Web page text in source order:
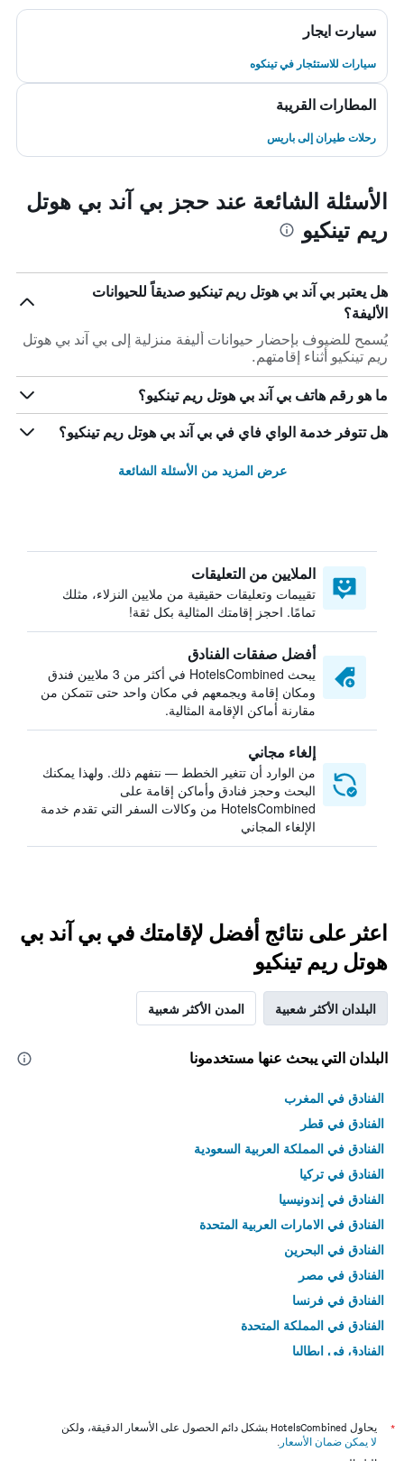
سيارت ايجار
سيارات للاستئجار في تينكوه
المطارات القريبة
رحلات طيران إلى باريس
الأسئلة الشائعة عند حجز بي آند بي هوتل
ريم تينكيو
هل يعتبر بي آند بي هوتل ريم تينكيو صديقاً للحيوانات
الأليفة؟
يُسمح للضيوف بإحضار حيوانات أليفة منزلية إلى بي آند بي هوتل
ريم تينكيو أثناء إقامتهم.
ما هو رقم هاتف بي آند بي هوتل ريم تينكيو؟
هل تتوفر خدمة الواي فاي في بي آند بي هوتل ريم تينكيو؟
عرض المزيد من الأسئلة الشائعة
الملايين من التعليقات
تقييمات وتعليقات حقيقية من ملايين النزلاء، مثلك
تمامًا. احجز إقامتك المثالية بكل ثقة!
أفضل صفقات الفنادق
يبحث HotelsCombined في أكثر من 3 ملايين فندق
ومكان إقامة ويجمعهم في مكان واحد حتى تتمكن من
مقارنة أماكن الإقامة المثالية.
إلغاء مجاني
من الوارد أن تتغير الخطط — نتفهم ذلك. ولهذا يمكنك
البحث وحجز فنادق وأماكن إقامة على
HotelsCombined من وكالات السفر التي تقدم خدمة
الإلغاء المجاني
اعثر على نتائج أفضل لإقامتك في بي آند بي
هوتل ريم تينكيو
البلدان الأكثر شعبية المدن الأكثر شعبية
البلدان التي يبحث عنها مستخدمونا
الفنادق في المغرب
الفنادق في قطر
الفنادق في المملكة العربية السعودية
الفنادق في تركيا
الفنادق في إندونيسيا
الفنادق في الامارات العربية المتحدة
الفنادق في البحرين
الفنادق في مصر
الفنادق في فرنسا
الفنادق في المملكة المتحدة
الفنادق في إيطاليا
*
يحاول HotelsCombined بشكل دائم الحصول على الأسعار الدقيقة، ولكن
لا يمكن ضمان الأسعار .